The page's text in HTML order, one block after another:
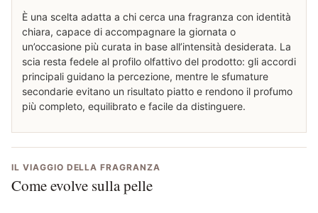
È una scelta adatta a chi cerca una fragranza con identità
chiara, capace di accompagnare la giornata o
un’occasione più curata in base all’intensità desiderata. La
scia resta fedele al profilo olfattivo del prodotto: gli accordi
principali guidano la percezione, mentre le sfumature
secondarie evitano un risultato piatto e rendono il profumo
più completo, equilibrato e facile da distinguere.
IL VIAGGIO DELLA FRAGRANZA
Come evolve sulla pelle